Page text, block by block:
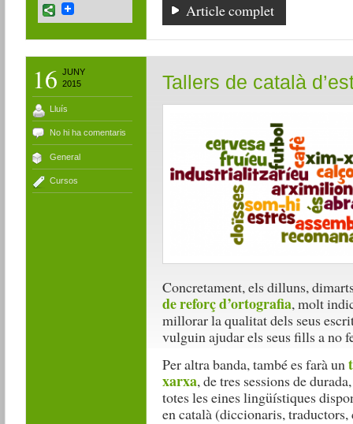
Article complet
16 JUNY
2015
Lluís
No hi ha comentaris
General
Cursos
Tallers de català
Concretament, els dilluns,
de reforç d’ortografia, molt
millorar la qualitat dels seus
vulguin ajudar els seus fills a no
Per altra banda, també es farà un
xarxa, de tres sessions de
totes les eines lingüístiques
en català (diccionaris, traductors,